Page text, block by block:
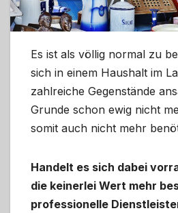
Es ist als völlig normal zu
sich in einem Haushalt im
zahlreiche Gegenstände
Grunde schon ewig nicht
somit auch nicht mehr
Handelt es sich dabei
die keinerlei Wert mehr
professionelle